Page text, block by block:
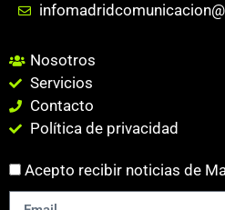
Nosotros
Servicios
Contacto
Política de privacidad
Acepto recibir noticias de